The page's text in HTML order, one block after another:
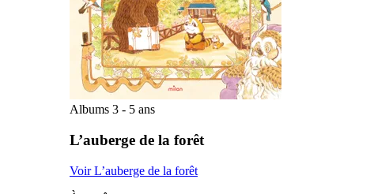
Albums 3 - 5 ans
L’auberge de la forêt
Voir L’auberge de la forêt